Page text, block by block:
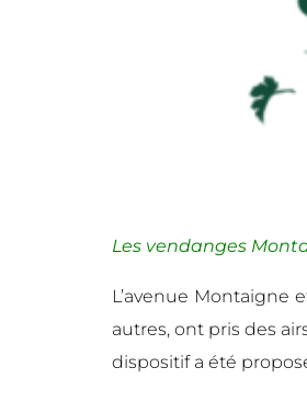
Les vendanges
L’avenue Montaigne
autres, ont pris des
dispositif a été